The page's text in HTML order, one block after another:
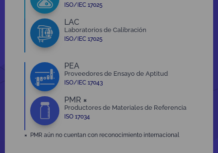
ISO/IEC 17025
LAC
Laboratorios de Calibración
ISO/IEC 17025
PEA
Proveedores de Ensayo de Aptitud
ISO/IEC 17043
PMR ×
Productores de Materiales de Referencia
ISO 17034
× PMR aún no cuentan con reconocimiento internacional